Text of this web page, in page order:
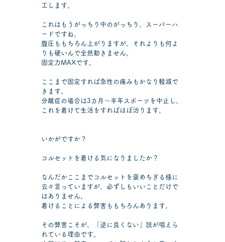
工します。
これはもうがっちり中のがっちり、スーパーハ
ードですね。
腹圧ももちろん上がりますが、それよりも何よ
りも硬いんで全然動きません。
固定力MAXです。
ここまで固定すれば急性の痛みもかなり軽減で
きます。
分離症の場合は3カ月～半年スポーツを中止し、
これを着けて生活をすればほぼ治ります。
いかがですか？
コルセットを着ける気になりましたか？
なんだかここまでコルセットを褒めちぎる様に
云々言っていますが、必ずしもいいことだけで
はありません。
着けることによる弊害ももちろんあります。
その弊害こそが、「逆に良くない」説が唱えら
れている理由です。